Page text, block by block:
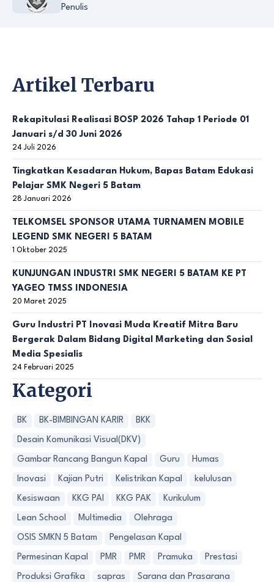
Penulis
Artikel Terbaru
Rekapitulasi Realisasi BOSP 2026 Tahap 1 Periode 01
Januari s/d 30 Juni 2026
24 Juli 2026
Tingkatkan Kesadaran Hukum, Bapas Batam Edukasi
Pelajar SMK Negeri 5 Batam
28 Januari 2026
TELKOMSEL SPONSOR UTAMA TURNAMEN MOBILE
LEGEND SMK NEGERI 5 BATAM
1 Oktober 2025
KUNJUNGAN INDUSTRI SMK NEGERI 5 BATAM KE PT
YAGEO TMSS INDONESIA
20 Maret 2025
Guru Industri PT Inovasi Muda Kreatif Mitra Baru
Bergerak Dalam Bidang Digital Marketing dan Sosial
Media Spesialis
24 Februari 2025
Kategori
BK BK-BIMBINGAN KARIR BKK
Desain Komunikasi Visual(DKV)
Gambar Rancang Bangun Kapal Guru Humas
Inovasi Kajian Putri Kelistrikan Kapal kelulusan
Kesiswaan KKG PAI KKG PAK Kurikulum
Lean School Multimedia Olehraga
OSIS SMKN 5 Batam Pengelasan Kapal
Permesinan Kapal PMR PMR Pramuka Prestasi
Produksi Grafika sapras Sarana dan Prasarana